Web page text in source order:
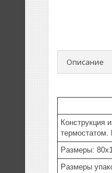
Описание
Конструкция
Размеры:
Размеры